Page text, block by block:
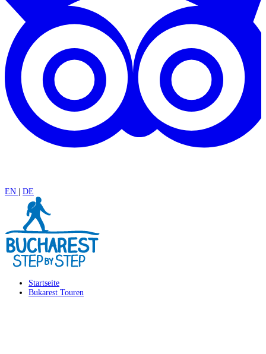
EN DE
Startseite
Bukarest Touren